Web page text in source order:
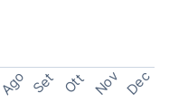
Ago Set Ott Nov Dec